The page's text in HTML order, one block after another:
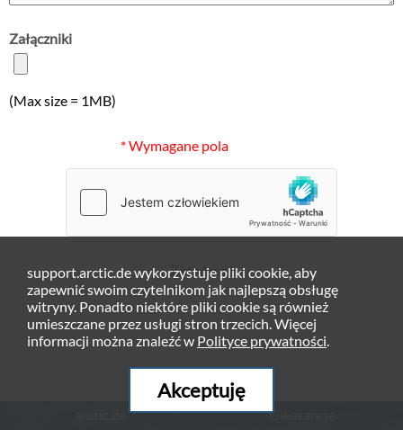
Załączniki
(Max size = 1MB)
* Wymagane pola
Zatwierdź
Gwarancja
support.arctic.de wykorzystuje pliki cookie, aby
zapewnić swoim czytelnikom jak najlepszą obsługę
witryny. Ponadto niektóre pliki cookie są również
umieszczane przez usługi stron trzecich. Więcej
informacji można znaleźć w Polityce prywatności.
Akceptuję